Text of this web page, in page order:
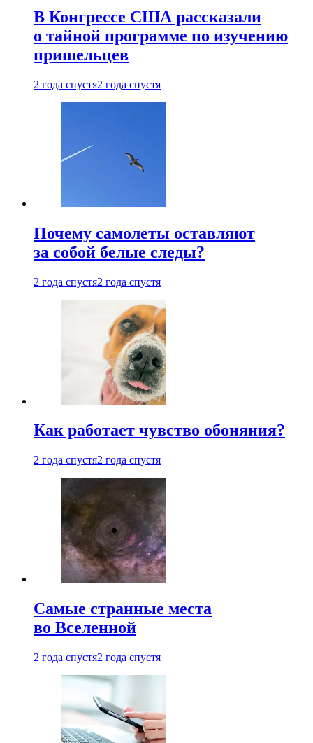
В Конгрессе США рассказали
о тайной программе по изучению
пришельцев
2 года спустя2 года спустя
Почему самолеты оставляют
за собой белые следы?
2 года спустя2 года спустя
Как работает чувство обоняния?
2 года спустя2 года спустя
Самые странные места
во Вселенной
2 года спустя2 года спустя